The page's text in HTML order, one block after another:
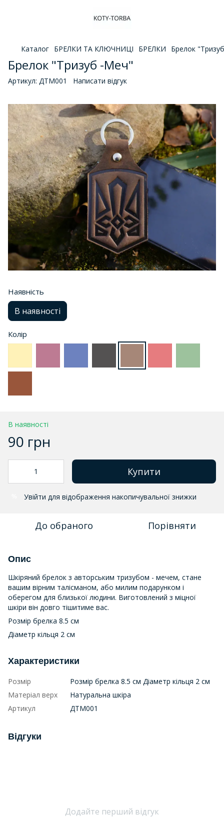
Каталог БРЕЛКИ ТА КЛЮЧНИЦІ БРЕЛКИ Брелок
Брелок "Тризуб -Меч"
Артикул: ДТМ001 Написати відгук
Наявність
В наявності
Колір
В наявності
90 грн
Купити
Увійти для відображення накопичувальної знижки
До обраного Порівняти
Опис
Шкіряний брелок з авторським тризубом - мечем, стане
вашим вірним талісманом, або милим подарунком і
оберегом для близької людини. Виготовлений з міцної
шкіри він довго тішитиме вас.
Розмір брелка 8.5 см
Діаметр кільця 2 см
Характеристики
Розмір
Розмір брелка 8.5 см Діаметр кільця 2 см
Матеріал верх
Натуральна шкіра
Артикул
ДТМ001
Відгуки
Додайте перший відгук